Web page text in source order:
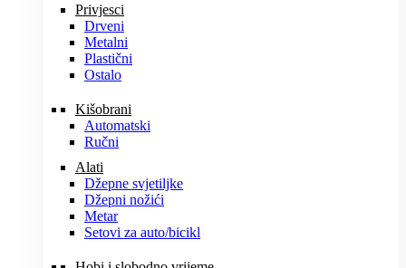
Privjesci
Drveni
Metalni
Plastični
Ostalo
Kišobrani
Automatski
Ručni
Alati
Džepne svjetiljke
Džepni nožići
Metar
Setovi za auto/bicikl